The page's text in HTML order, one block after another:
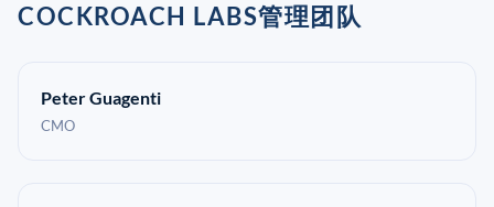
COCKROACH LABS管理团队
Peter Guagenti
CMO